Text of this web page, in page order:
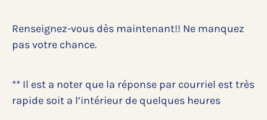
Renseignez-vous dès maintenant!! Ne manquez
pas votre chance.
** Il est a noter que la réponse par courriel est très
rapide soit a l’intérieur de quelques heures